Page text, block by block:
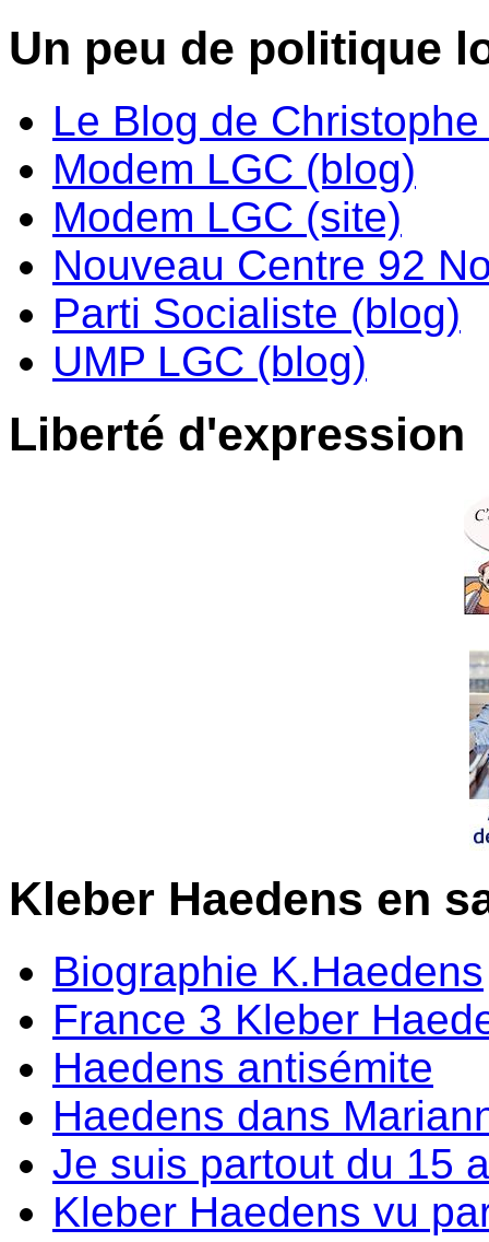
Un peu de politique
Le Blog de
Modem LGC (blog)
Modem LGC (site)
Nouveau Centre 92
Parti Socialiste (blog)
UMP LGC (blog)
Liberté d'expression
Kleber Haedens en
Biographie K.Haedens
France 3 Kleber
Haedens antisémite
Haedens dans
Je suis partout du 15
Kleber Haedens vu